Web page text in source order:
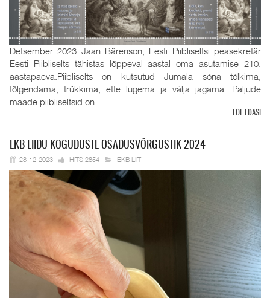
Detsember 2023 Jaan Bärenson, Eesti Piibliseltsi peasekretär
Eesti Piibliselts tähistas lõppeval aastal oma asutamise 210.
aastapäeva.Piibliselts on kutsutud Jumala sõna tõlkima,
tõlgendama, trükkima, ette lugema ja välja jagama. Paljude
maade piibliseltsid on...
LOE EDASI
EKB LIIDU KOGUDUSTE OSADUSVÕRGUSTIK 2024
28-12-2023 HITS:2854 EKB LIIT